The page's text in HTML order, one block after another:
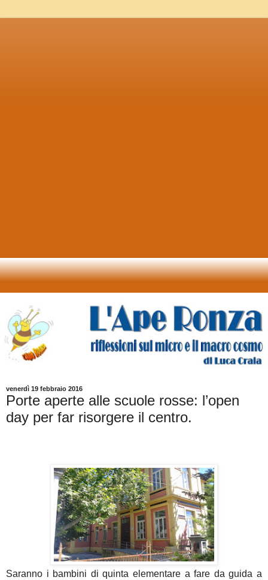
venerdì 19 febbraio 2016
Porte aperte alle scuole rosse: l’open
day per far risorgere il centro.
Saranno i bambini di quinta elementare a fare da guida a